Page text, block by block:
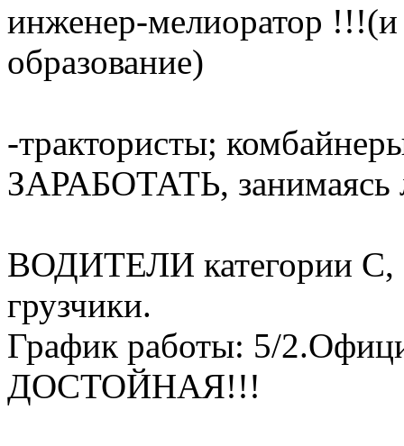
инженер-мелиоратор
образование)
-трактористы;
ЗАРАБОТАТЬ,
ВОДИТЕЛИ категории C,
грузчики.
График работы: 5/
ДОСТОЙНАЯ!!!